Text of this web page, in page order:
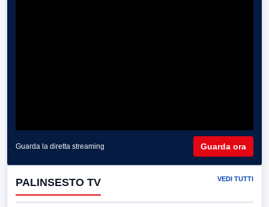
Guarda la diretta streaming Guarda ora
PALINSESTO TV VEDI TUTTI